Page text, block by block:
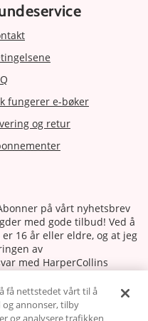
fungerer e-bøker
og retur
på vårt nyhetsbrev
med gode tilbud! Ved å
16 år eller eldre, og at jeg
av
med HarperCollins
Abonnere
få nettstedet vårt til å
annonser, tilby
og analysere trafikken